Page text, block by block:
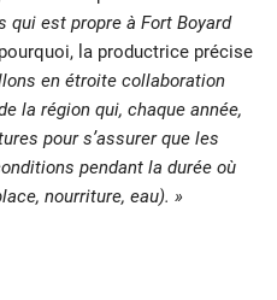
qui est propre à Fort Boyard
pourquoi, la productrice précise
en étroite collaboration
la région qui, chaque année,
pour s’assurer que les
pendant la durée où
nourriture, eau). »